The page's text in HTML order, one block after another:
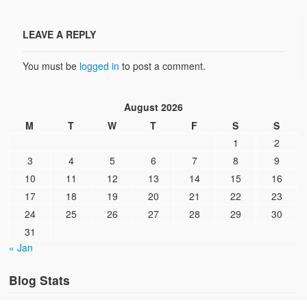
LEAVE A REPLY
You must be logged in to post a comment.
August 2026
M
T W T F S
S
1
2
3
4 5 6 7 8
9
10
11 12 13 14 15
16
17
18 19 20 21 22
23
24
25 26 27 28 29
30
31
« Jan
Blog Stats